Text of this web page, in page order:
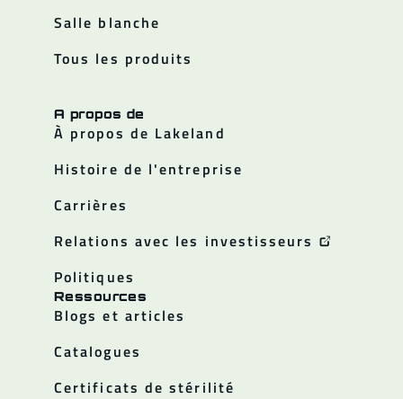
Salle blanche
Tous les produits
A propos de
À propos de Lakeland
Histoire de l'entreprise
Carrières
Relations avec les investisseurs
Politiques
Ressources
Blogs et articles
Catalogues
Certificats de stérilité